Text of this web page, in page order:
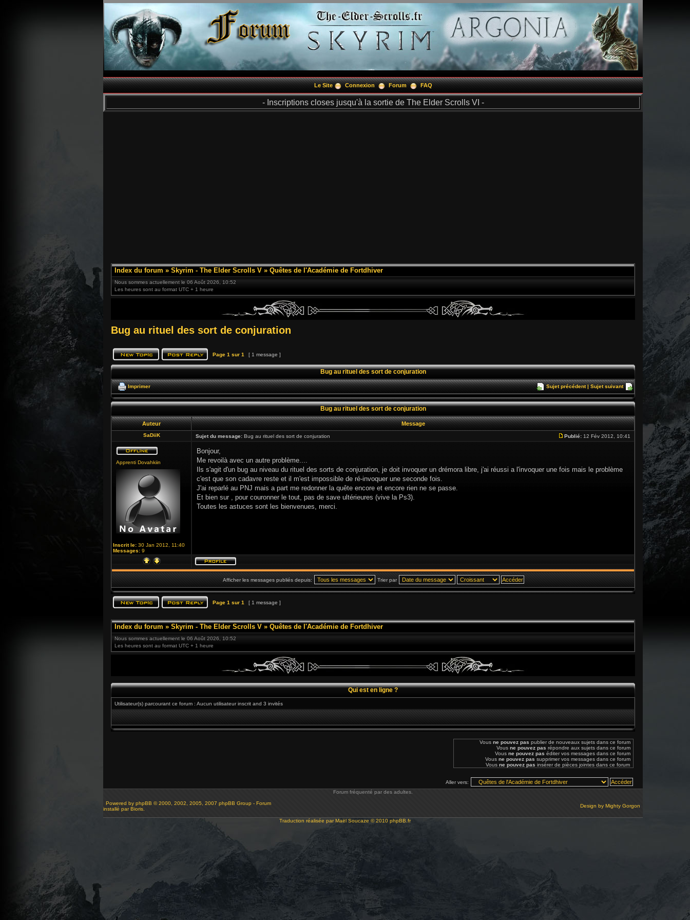
Le Site Connexion Forum FAQ
- Inscriptions closes jusqu'à la sortie de The Elder Scrolls VI -
Index du forum » Skyrim - The Elder Scrolls V » Quêtes de l'Académie de Fortdhiver
Nous sommes actuellement le 06 Août 2026, 10:52
Les heures sont au format UTC + 1 heure
Bug au rituel des sort de conjuration
Page 1 sur 1 [ 1 message ]
Bug au rituel des sort de conjuration
Imprimer Sujet précédent|Sujet suivant
Bug au rituel des sort de conjuration
Auteur Message
SaDiiK Sujet du message: Bug au rituel des sort de conjuration Publié: 12 Fév 2012, 10:41
Apprenti Dovahkiin
Inscrit le: 30 Jan 2012, 11:40
Messages: 9
Bonjour,
Me revoilà avec un autre problème....
Ils s'agit d'un bug au niveau du rituel des sorts de conjuration, je doit invoquer un drémora libre, j'ai réussi a l'invoquer une fois mais le problème
c'est que son cadavre reste et il m'est impossible de ré-invoquer une seconde fois.
J'ai reparlé au PNJ mais a part me redonner la quête encore et encore rien ne se passe.
Et bien sur , pour couronner le tout, pas de save ultérieures (vive la Ps3).
Toutes les astuces sont les bienvenues, merci.
Afficher les messages publiés depuis: Trier par
Page 1 sur 1 [ 1 message ]
Index du forum » Skyrim - The Elder Scrolls V » Quêtes de l'Académie de Fortdhiver
Nous sommes actuellement le 06 Août 2026, 10:52
Les heures sont au format UTC + 1 heure
Qui est en ligne ?
Utilisateur(s) parcourant ce forum : Aucun utilisateur inscrit and 3 invités
Vous ne pouvez pas publier de nouveaux sujets dans ce forum
Vous ne pouvez pas répondre aux sujets dans ce forum
Vous ne pouvez pas éditer vos messages dans ce forum
Vous ne pouvez pas supprimer vos messages dans ce forum
Vous ne pouvez pas insérer de pièces jointes dans ce forum
Aller vers:
Forum fréquenté par des adultes.
Powered by phpBB © 2000, 2002, 2005, 2007 phpBB Group - Forum
installé par Bioris.
Design by Mighty Gorgon
Traduction réalisée parMaël Soucaze © 2010 phpBB.fr